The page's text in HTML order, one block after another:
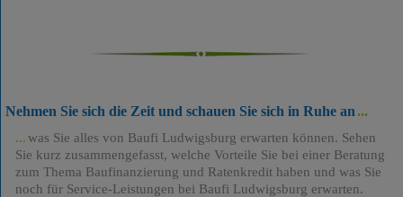
Nehmen Sie sich die Zeit und schauen Sie sich in Ruhe an
was Sie alles von Baufi Ludwigsburg erwarten können. Sehen
Sie kurz zusammengefasst, welche Vorteile Sie bei einer Beratung
zum Thema Baufinanzierung und Ratenkredit haben und was Sie
noch für Service-Leistungen bei Baufi Ludwigsburg erwarten.